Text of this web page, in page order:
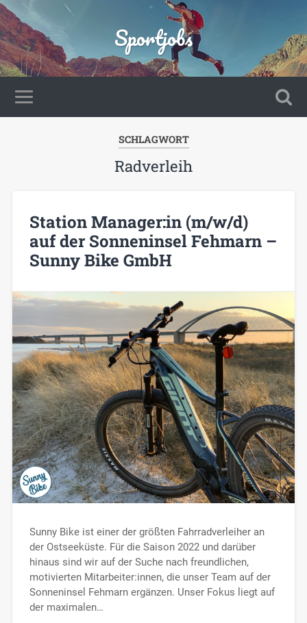
Sportjobs
SCHLAGWORT
Radverleih
Station Manager:in (m/w/d)
auf der Sonneninsel Fehmarn –
Sunny Bike GmbH
Sunny Bike ist einer der größten Fahrradverleiher an
der Ostseeküste. Für die Saison 2022 und darüber
hinaus sind wir auf der Suche nach freundlichen,
motivierten Mitarbeiter:innen, die unser Team auf der
Sonneninsel Fehmarn ergänzen. Unser Fokus liegt auf
der maximalen…